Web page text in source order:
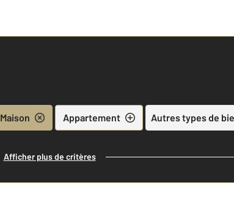
Maison Appartement Autres types de
Afficher plus de critères